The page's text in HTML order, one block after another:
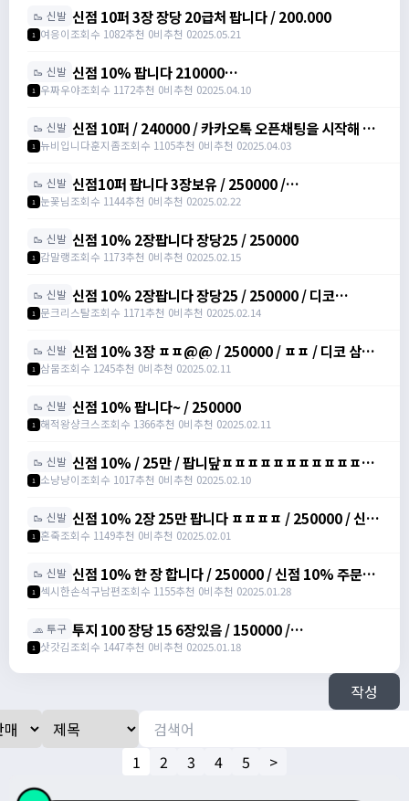
🥾 신발 신점 10퍼 3장 장당 20급처 팝니다 / 200.000
1 여응이조회수 1082추천 0비추천 02025.05.21
🥾 신발 신점 10% 팝니다 210000
https://open.kakao.com/o/sXJxSqqh /
https://open.kakao.com/o/sXJxSqqh
1 우짜우야조회수 1172추천 0비추천 02025.04.10
🥾 신발 신점 10퍼 / 240000 / 카카오톡 오픈채팅을 시작해 보
세요. 링크를 선택하면 카카오톡이 실행됩니다. 신점10
https://open.kakao.com/o/sNNXpeph
1 뉴비입니다훈지좀조회수 1105추천 0비추천 02025.04.03
🥾 신발 신점10퍼 팝니다 3장보유 / 250000 /
https://open.kakao.com/o/sbVSLshh
1 눈꽃님조회수 1144추천 0비추천 02025.02.22
🥾 신발 신점 10% 2장팝니다 장당25 / 250000
1 감말랭조회수 1173추천 0비추천 02025.02.15
🥾 신발 신점 10% 2장팝니다 장당25 / 250000 / 디코
moonssue_14660
1 문크리스탈조회수 1171추천 0비추천 02025.02.14
🥾 신발 신점 10% 3장 ㅍㅍ@@ / 250000 / ㅍㅍ / 디코 삼뭄
#3153 추가 메세지 주세여
1 삼뭄조회수 1245추천 0비추천 02025.02.11
🥾 신발 신점 10% 팝니다~ / 250000
1 해적왕샹크스조회수 1366추천 0비추천 02025.02.11
🥾 신발 신점 10% / 25만 / 팝니닾ㅍㅍㅍㅍㅍㅍㅍㅍㅍㅍㅍㅍ
/ https://open.kakao.com/o/sbuYXofh
1 소냥냥이조회수 1017추천 0비추천 02025.02.10
🥾 신발 신점 10% 2장 25만 팝니다 ㅍㅍㅍㅍ / 250000 / 신발
점프 주문서 10%, 총 2장 /
1 혼죽조회수 1149추천 0비추천 02025.02.01
🥾 신발 신점 10% 한 장 합니다 / 250000 / 신점 10% 주문서
팝니다 / https://open.kakao.com/o/srgUnZch
1 섹시한손석구남편조회수 1155추천 0비추천 02025.01.28
🧢 투구 투지 100 장당 15 6장있음 / 150000 /
https://open.kakao.com/o/szVItdbh
1 삿갓김조회수 1447추천 0비추천 02025.01.18
작성
1 2 3 4 5 >